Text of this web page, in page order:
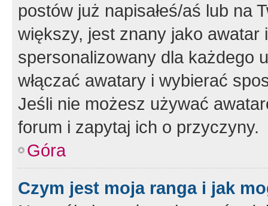
postów już napisałeś/aś lub na
większy, jest znany jako
spersonalizowany dla każdego
włączać awatary i wybierać
Jeśli nie możesz używać
forum i zapytaj ich o przyczyny.
Góra
Czym jest moja ranga i jak